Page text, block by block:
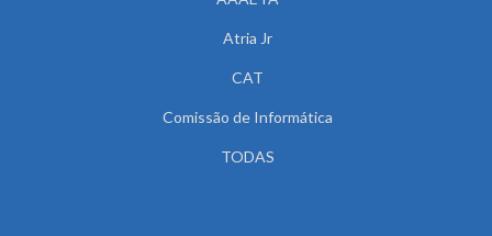
Atria Jr
CAT
Comissão de Informática
TODAS